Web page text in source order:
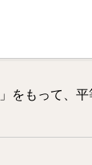
をもって、平